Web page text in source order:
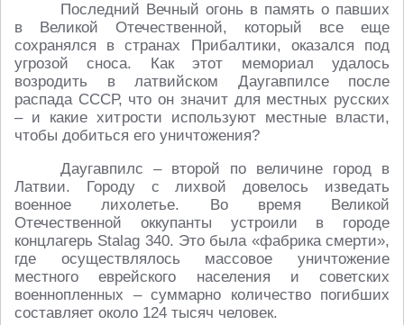
Последний Вечный огонь в память о павших
в Великой Отечественной, который все еще
сохранялся в странах Прибалтики, оказался под
угрозой сноса. Как этот мемориал удалось
возродить в латвийском Даугавпилсе после
распада СССР, что он значит для местных русских
– и какие хитрости используют местные власти,
чтобы добиться его уничтожения?
Даугавпилс – второй по величине город в
Латвии. Городу с лихвой довелось изведать
военное лихолетье. Во время Великой
Отечественной оккупанты устроили в городе
концлагерь Stalag 340. Это была «фабрика смерти»,
где осуществлялось массовое уничтожение
местного еврейского населения и советских
военнопленных – суммарно количество погибших
составляет около 124 тысяч человек.